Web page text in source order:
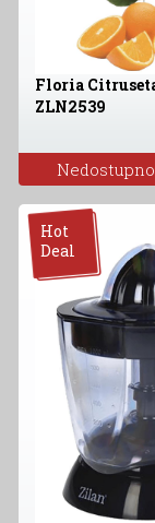
Floria
ZLN2539
Nedostupno
Hot
Deal